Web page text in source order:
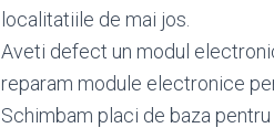
localitatiile de mai jos.
Aveti defect un modul
reparam module electronice
Schimbam placi de baza